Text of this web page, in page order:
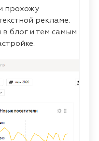
прохожу
рекламе.
блог и тем самым